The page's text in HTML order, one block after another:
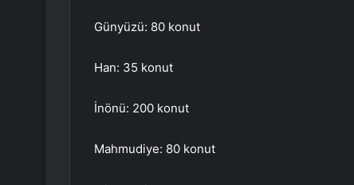
Günyüzü: 80 konut
Han: 35 konut
İnönü: 200 konut
Mahmudiye: 80 konut